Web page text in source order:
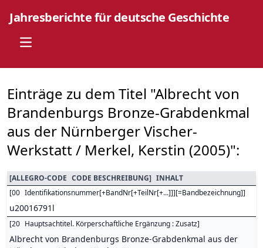
Jahresberichte für deutsche Geschichte
Open main menu
Einträge zu dem Titel "Albrecht von
Brandenburgs Bronze-Grabdenkmal
aus der Nürnberger Vischer-
Werkstatt / Merkel, Kerstin (2005)":
[ALLEGRO-CODE CODE BESCHREIBUNG] INHALT
[00 Identifikationsnummer[+BandNr[+TeilNr[+...]]][=Bandbezeichnung]]
u20016791l
[20 Hauptsachtitel. Körperschaftliche Ergänzung : Zusatz]
Albrecht von Brandenburgs Bronze-Grabdenkmal aus der